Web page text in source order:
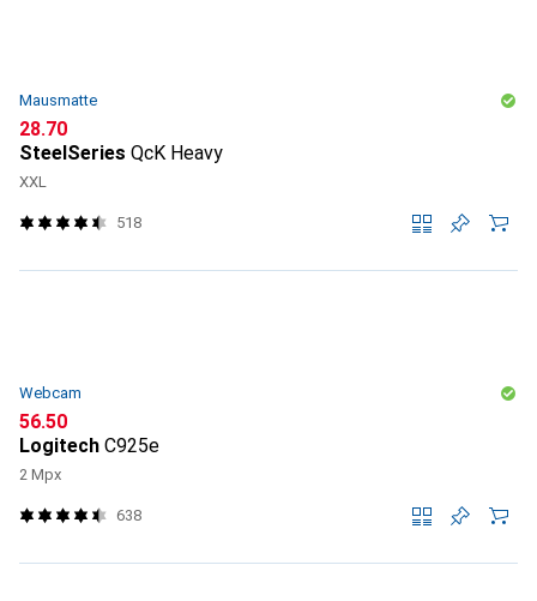
Mausmatte
CHF
28.70
SteelSeries QcK Heavy
XXL
518
Webcam
CHF
56.50
Logitech C925e
2 Mpx
638